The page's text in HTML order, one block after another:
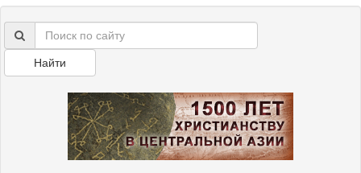
Найти